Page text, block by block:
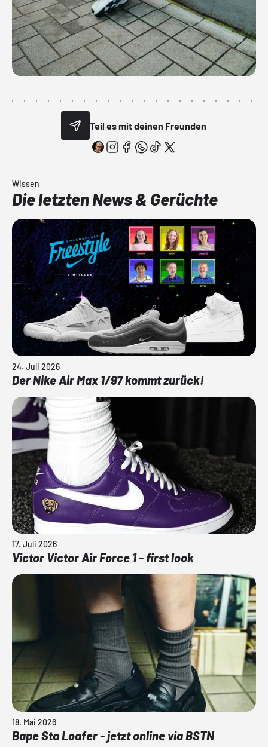
Teil es mit deinen Freunden
Wissen
Die letzten News & Gerüchte
24. Juli 2026
Der Nike Air Max 1/97 kommt zurück!
17. Juli 2026
Victor Victor Air Force 1 - first look
18. Mai 2026
Bape Sta Loafer - jetzt online via BSTN